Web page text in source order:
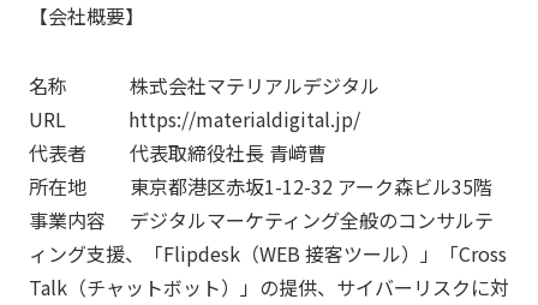
【会社概要】
名称 株式会社マテリアルデジタル
URL
https://materialdigital.jp/
代表者 代表取締役社⻑ ⻘﨑曹
所在地 東京都港区⾚坂1-12-32 アーク森ビル35階
事業内容 デジタルマーケティング全般のコンサルテ
ィング⽀援、「Flipdesk （WEB 接客ツール）」「Cross
Talk （チャットボット）」の提供、サイバーリスクに対